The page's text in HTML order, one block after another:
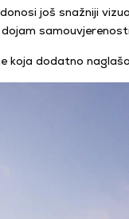
još snažniji
koja dodatno